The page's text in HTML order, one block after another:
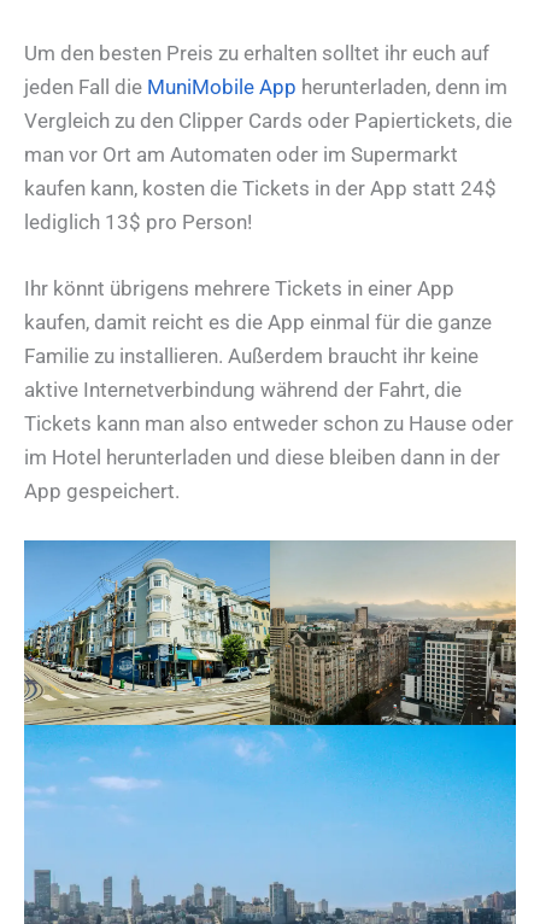
Um den besten Preis zu erhalten solltet ihr euch auf
jeden Fall die MuniMobile App herunterladen, denn im
Vergleich zu den Clipper Cards oder Papiertickets, die
man vor Ort am Automaten oder im Supermarkt
kaufen kann, kosten die Tickets in der App statt 24$
lediglich 13$ pro Person!
Ihr könnt übrigens mehrere Tickets in einer App
kaufen, damit reicht es die App einmal für die ganze
Familie zu installieren. Außerdem braucht ihr keine
aktive Internetverbindung während der Fahrt, die
Tickets kann man also entweder schon zu Hause oder
im Hotel herunterladen und diese bleiben dann in der
App gespeichert.